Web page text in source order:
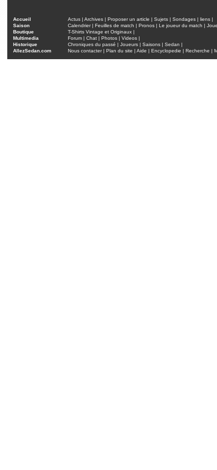
Accueil Actus | Archives | Proposer un article | Sujets | Sondages | liens |
Saison
Calendrier| Feuilles de match | Pronos | Le joueur du match |
Boutique
T-Shirts Vintage et Originaux |
Multimedia
Forum | Chat | Photos | Videos |
Historique
Chroniques du passé | Joueurs | Saisons | Sedan |
AllezSedan.com
Nous contacter| Plan du site | Aide | Encyclopedie | Recherche |